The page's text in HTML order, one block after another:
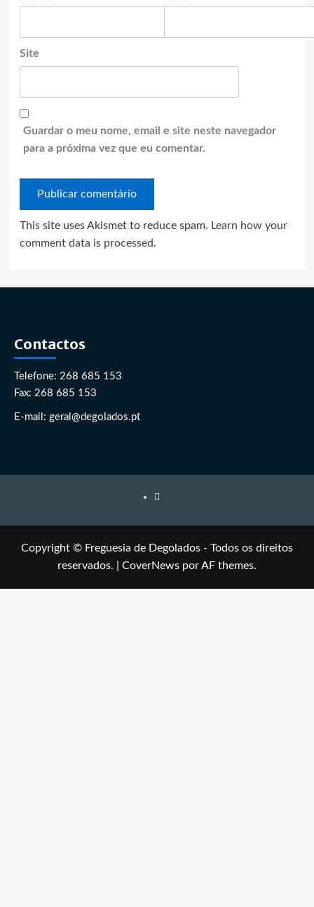
Site
Guardar o meu nome, email e site neste navegador
para a próxima vez que eu comentar.
This site uses Akismet to reduce spam. Learn how your
comment data is processed.
Contactos
Telefone: 268 685 153
Fax: 268 685 153
E-mail: geral@degolados.pt
Facebook
Copyright © Freguesia de Degolados - Todos os direitos
reservados.
CoverNews por AF themes.